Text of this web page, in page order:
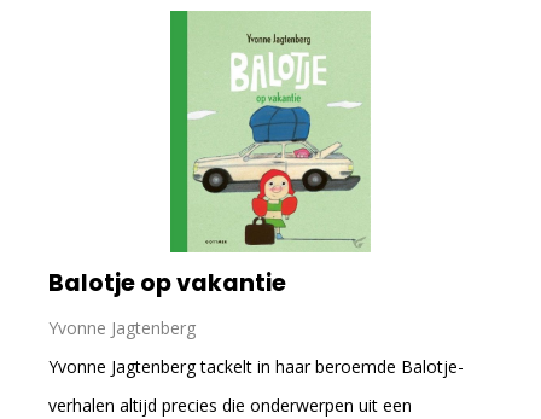
Balotje op vakantie
Yvonne Jagtenberg
Yvonne Jagtenberg tackelt in haar beroemde Balotje-
verhalen altijd precies die onderwerpen uit een